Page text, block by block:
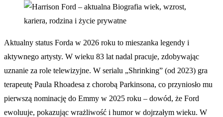
Aktualny status Forda w 2026 roku to mieszanka legendy i
aktywnego artysty. W wieku 83 lat nadal pracuje, zdobywając
uznanie za role telewizyjne. W serialu „Shrinking” (od 2023) gra
terapeutę Paula Rhoadesa z chorobą Parkinsona, co przyniosło mu
pierwszą nominację do Emmy w 2025 roku – dowód, że Ford
ewoluuje, pokazując wrażliwość i humor w dojrzałym wieku. W